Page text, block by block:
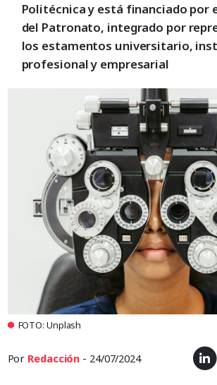
Politécnica y está financiado por
del Patronato, integrado por
los estamentos universitario,
profesional y empresarial
FOTO: Unplash
Por Redacción - 24/07/2024